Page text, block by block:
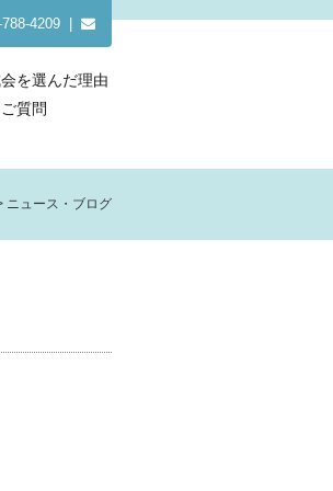
4209 |
を選んだ理由
質問
ニュース・ブログ